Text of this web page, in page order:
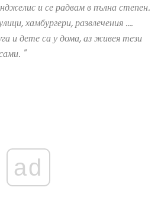
и се радвам в пълна степен.
хамбургери, развлечения ....
и дете са у дома, аз живея тези
"
ad